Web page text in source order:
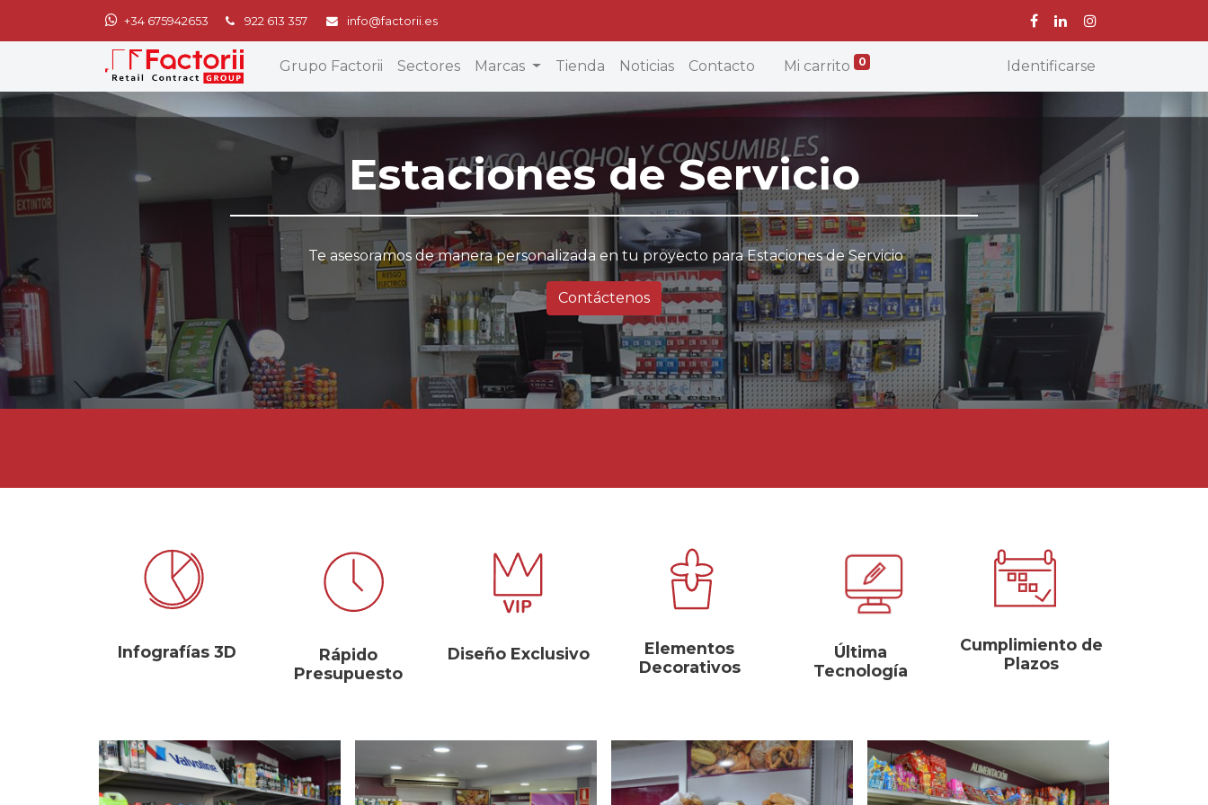
+34 675942653 922 613 357 info@factorii.es
Grupo Factorii Sectores Marcas Tienda Noticias Contacto Mi carrito 0 Identificarse
Estaciones de Servicio
Te asesoramos de manera personalizada en tu proyecto para Estaciones de Servicio
Contáctenos
Infografías 3D
Rápido
Presupuesto
Diseño Exclusivo
Elementos
Decorativos
Última
Tecnología
Cumplimiento de
Plazos